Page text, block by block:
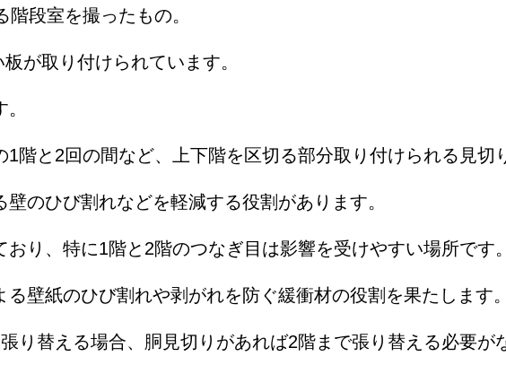
段室を撮ったもの。
が取り付けられています。
階と2回の間など、上下階を区切る部分取り付けられる見切
のひび割れなどを軽減する役割があります。
り、特に1階と2階のつなぎ目は影響を受けやすい場所です。
壁紙のひび割れや剥がれを防ぐ緩衝材の役割を果たします。
り替える場合、胴見切りがあれば2階まで張り替える必要が